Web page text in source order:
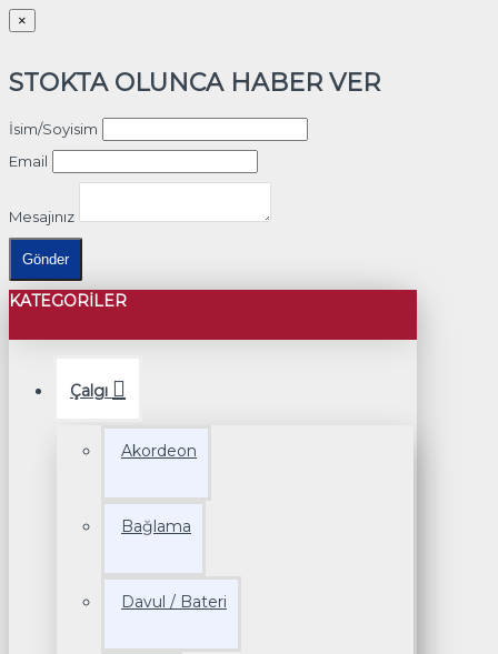
×
STOKTA OLUNCA HABER VER
İsim/Soyisim
Email
Mesajınız
Gönder
KATEGORILER
Çalgı
Akordeon
Bağlama
Davul / Bateri